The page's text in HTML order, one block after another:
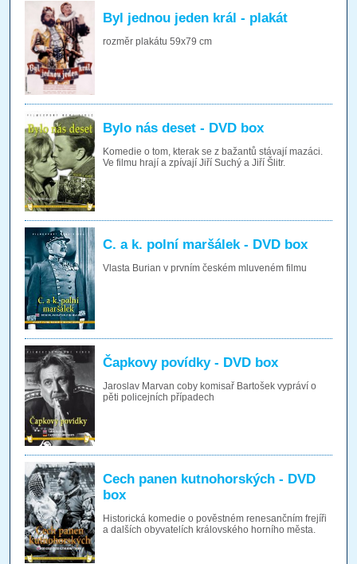
Byl jednou jeden král - plakát
rozměr plakátu 59x79 cm
Bylo nás deset - DVD box
Komedie o tom, kterak se z bažantů stávají mazáci.
Ve filmu hrají a zpívají Jiří Suchý a Jiří Šlitr.
C. a k. polní maršálek - DVD box
Vlasta Burian v prvním českém mluveném filmu
Čapkovy povídky - DVD box
Jaroslav Marvan coby komisař Bartošek vypráví o
pěti policejních případech
Cech panen kutnohorských - DVD
box
Historická komedie o pověstném renesančním frejíři
a dalších obyvatelích královského horního města.